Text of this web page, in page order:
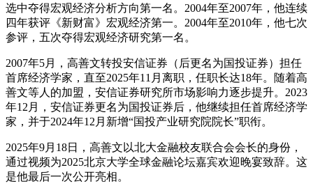
选中夺得宏观经济分析方向第一名。2004年至2007年，他连续
四年获评《新财富》宏观经济第一。2004年至2010年，他七次
参评，五次夺得宏观经济研究第一名。
2007年5月，高善文转投安信证券（后更名为国投证券）担任
首席经济学家，直至2025年11月离职，任职长达18年。随着高
善文等人的加盟，安信证券研究所市场影响力逐步提升。2023
年12月，安信证券更名为国投证券后，他继续担任首席经济学
家，并于2024年12月新增“国投产业研究院院长”职衔。
2025年9月18日，高善文以北大金融校友联合会会长的身份，
通过视频为2025北京大学全球金融论坛嘉宾欢迎晚宴致辞。这
是他最后一次公开亮相。